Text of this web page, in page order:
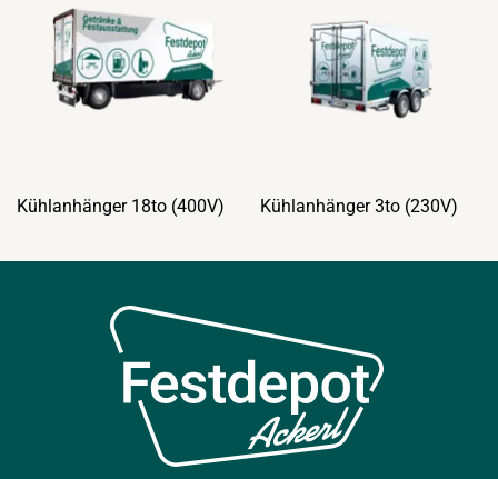
Kühlanhänger 18to (400V) Kühlanhänger 3to (230V)